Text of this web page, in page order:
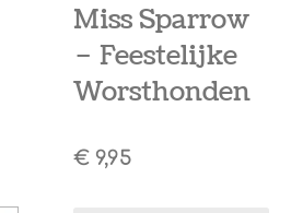
Miss Sparrow
– Feestelijke
Worsthonden
€ 9,95